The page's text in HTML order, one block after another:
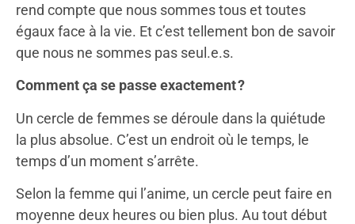
rend compte que nous sommes tous et toutes
égaux face à la vie. Et c’est tellement bon de savoir
que nous ne sommes pas seul.e.s.
Comment ça se passe exactement ?
Un cercle de femmes se déroule dans la quiétude
la plus absolue. C’est un endroit où le temps, le
temps d’un moment s’arrête.
Selon la femme qui l’anime, un cercle peut faire en
moyenne deux heures ou bien plus. Au tout début